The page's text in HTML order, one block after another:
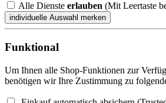
Alle Dienste erlauben (Mit Leertaste
Funktional
Um Ihnen alle Shop-Funktionen zur
benötigen wir Ihre Zustimmung zu